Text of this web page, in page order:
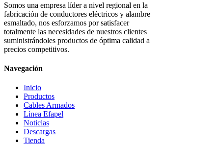
Somos una empresa líder a nivel regional en la
fabricación de conductores eléctricos y alambre
esmaltado, nos esforzamos por satisfacer
totalmente las necesidades de nuestros clientes
suministrándoles productos de óptima calidad a
precios competitivos.
Navegación
Inicio
Productos
Cables Armados
Línea Efapel
Noticias
Descargas
Tienda